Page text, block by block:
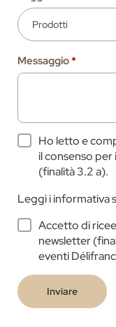
Messaggio*
Ho letto e
il consenso per
(finalità 3.2 a).
Leggi iinformativa
Accetto di
newsletter
eventi
Inviare